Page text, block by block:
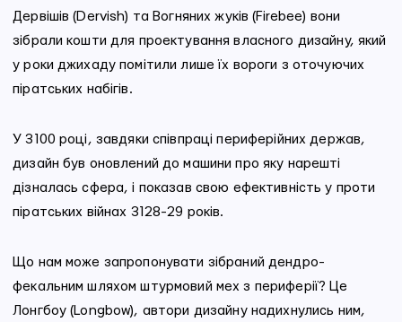
Дервішів (Dervish) та Вогняних жуків (Firebee) вони
зібрали кошти для проектування власного дизайну, який
у роки джихаду помітили лише їх вороги з оточуючих
піратських набігів.
У 3100 році, завдяки співпраці периферійних держав,
дизайн був оновлений до машини про яку нарешті
дізналась сфера, і показав свою ефективність у проти
піратських війнах 3128-29 років.
Що нам може запропонувати зібраний дендро-
фекальним шляхом штурмовий мех з периферії? Це
Лонгбоу (Longbow), автори дизайну надихнулись ним,